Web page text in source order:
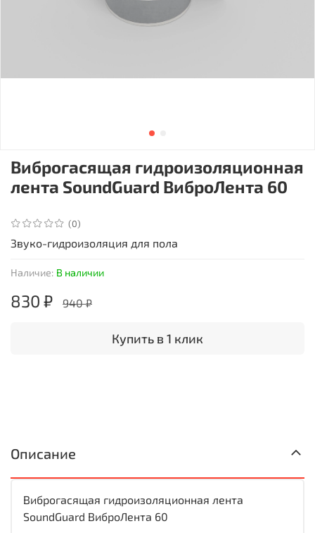
(0)
Наличие: В наличии
Виброгасящая гидроизоляционная
лента SoundGuard ВиброЛента 60
830 ₽ 940 ₽
Купить в 1 клик
Звуко-гидроизоляция для пола
Описание
Виброгасящая гидроизоляционная лента
SoundGuard ВиброЛента 60